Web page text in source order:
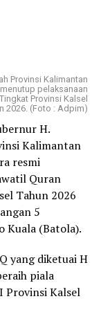
mencapai
h.
mereka,
dengan
kemandirian
Kalsel,
Yudha
telah
RI
hingga akhir,”
bekerja keras
2026
yang
diberikan
seluruh
momentum
Festival
tradisi
Provinsi Kalimantan
pelaksanaan
Provinsi Kalsel
2026. (Foto : Adpim)
H.
Kalimantan
resmi
Quran
Tahun 2026
5
Kuala (Batola).
yang diketuai H
piala
Provinsi Kalsel